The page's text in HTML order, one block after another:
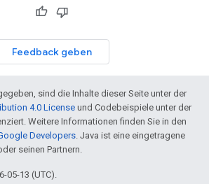
Feedback geben
sind die Inhalte dieser Seite unter der
4.0 License und Codebeispiele unter der
Weitere Informationen finden Sie in den
Developers. Java ist eine eingetragene
seinen Partnern.
05-13 (UTC).